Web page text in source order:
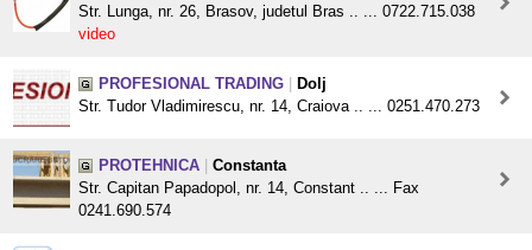
Str. Lunga, nr. 26, Brasov, judetul Bras .. ... 0722.715.038
video
PROFESIONAL TRADING
Dolj
Str. Tudor Vladimirescu, nr. 14, Craiova .. ... 0251.470.273
PROTEHNICA
Constanta
Str. Capitan Papadopol, nr. 14, Constant .. ... Fax
0241.690.574